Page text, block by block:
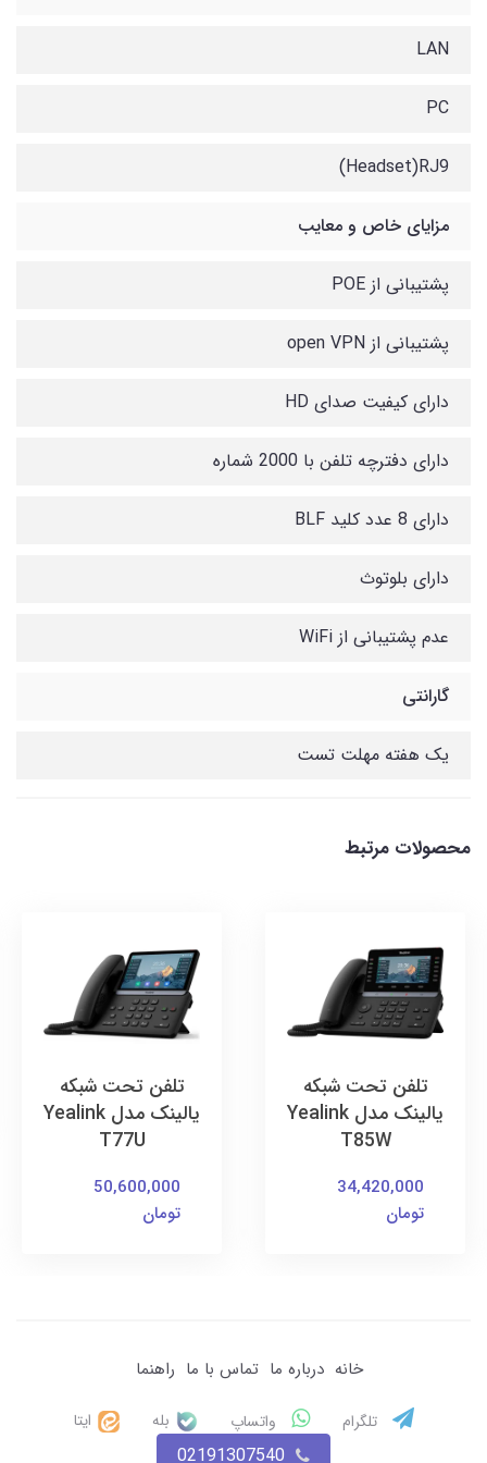
LAN
PC
Headset)RJ9)
مزایای خاص و معایب
پشتیبانی از POE
پشتیبانی از open VPN
دارای کیفیت صدای HD
دارای دفترچه تلفن با 2000 شماره
دارای 8 عدد کلید BLF
دارای بلوتوث
عدم پشتیبانی از WiFi
گارانتی
یک هفته مهلت تست
محصولات مرتبط
تلفن تحت شبکه
یالینک مدل Yealink
T85W
34,420,000
تومان
تلفن تحت شبکه
یالینک مدل Yealink
T77U
50,600,000
تومان
خانه درباره ما تماس با ما راهنما
تلگرام واتساپ بله ایتا
02191307540